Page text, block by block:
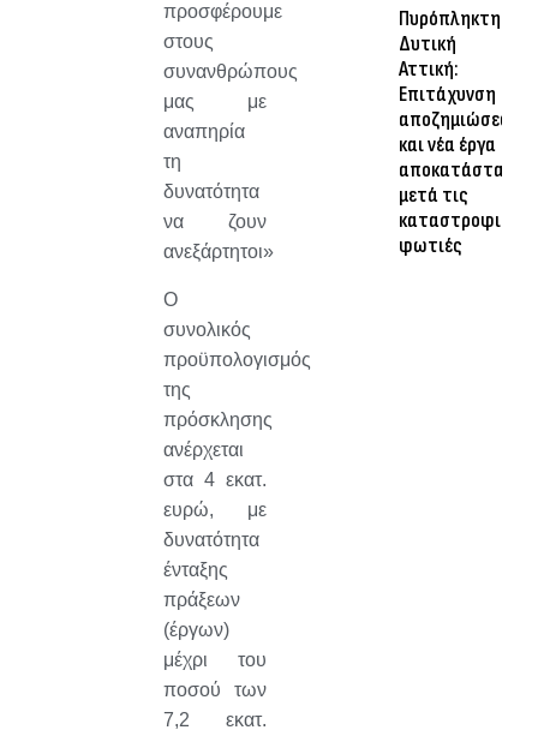
προσφέρουμε
στους
συνανθρώπους
μας με
αναπηρία
τη
δυνατότητα
να ζουν
ανεξάρτητοι»
Ο
συνολικός
προϋπολογισμός
της
πρόσκλησης
ανέρχεται
στα 4 εκατ.
ευρώ, με
δυνατότητα
ένταξης
πράξεων
(έργων)
μέχρι του
ποσού των
7,2 εκατ.
Πυρόπληκτη
Δυτική
Αττική:
Επιτάχυνση
αποζημιώσεων
και νέα έργα
αποκατάστασης
μετά τις
καταστροφικές
φωτιές